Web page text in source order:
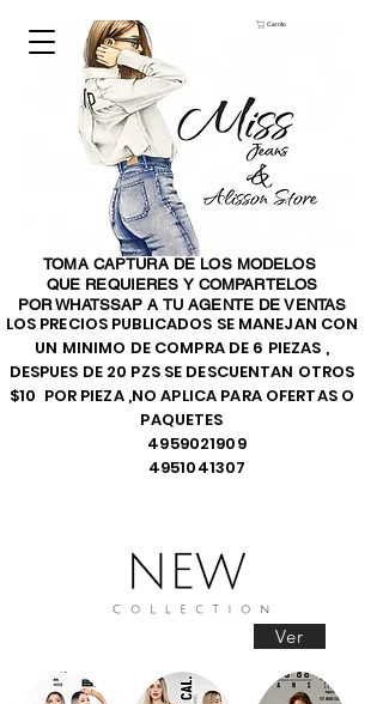
LOS PRECIOS PUBLICADOS SE MANEJAN CON
UN MINIMO DE COMPRA DE 6 PIEZAS ,
DESPUES DE 20 PZS SE DESCUENTAN OTROS
$10 POR PIEZA ,NO APLICA PARA OFERTAS O
PAQUETES
4959021909
4951041307
Ver
TOMA CAPTURA DE LOS MODELOS
QUE REQUIERES Y COMPARTELOS
POR WHATSSAP A TU AGENTE DE VENTAS
Carrito